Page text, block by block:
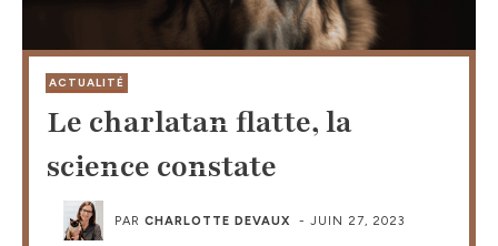
ACTUALITÉ
Le charlatan flatte, la
science constate
PARCHARLOTTE DEVAUX -JUIN 27, 2023